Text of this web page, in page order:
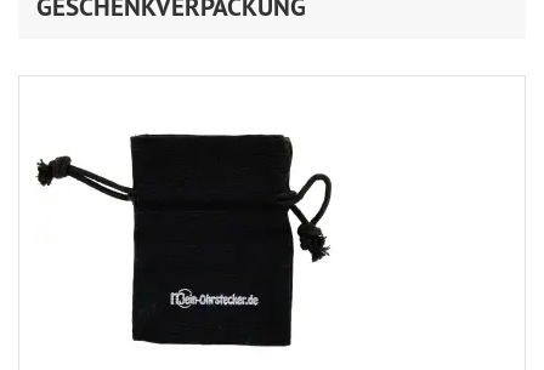
GESCHENKVERPACKUNG